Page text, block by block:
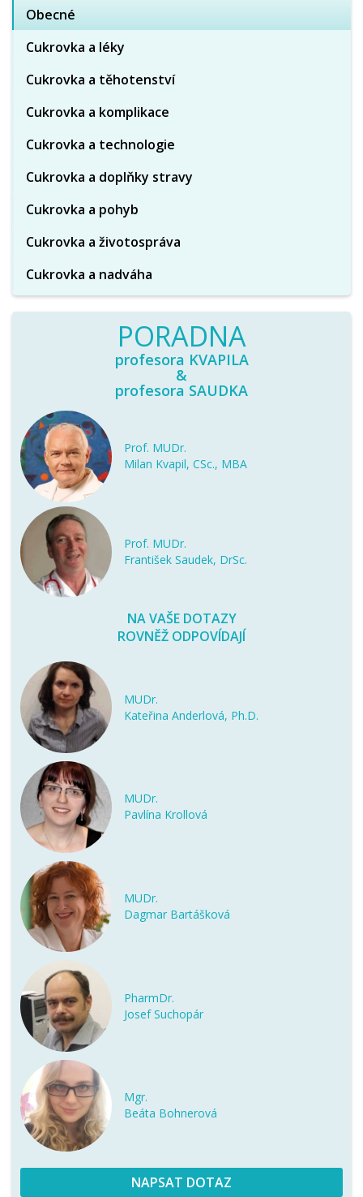
Obecné
Cukrovka a léky
Cukrovka a těhotenství
Cukrovka a komplikace
Cukrovka a technologie
Cukrovka a doplňky stravy
Cukrovka a pohyb
Cukrovka a životospráva
Cukrovka a nadváha
PORADNA
profesora KVAPILA
&
profesora SAUDKA
Prof. MUDr.
Milan Kvapil, CSc., MBA
Prof. MUDr.
František Saudek, DrSc.
NA VAŠE DOTAZY
ROVNĚŽ ODPOVÍDAJÍ
MUDr.
Kateřina Anderlová, Ph.D.
MUDr.
Pavlína Krollová
MUDr.
Dagmar Bartášková
PharmDr.
Josef Suchopár
Mgr.
Beáta Bohnerová
NAPSAT DOTAZ